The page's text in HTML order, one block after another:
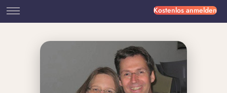
Kostenlos anmelden